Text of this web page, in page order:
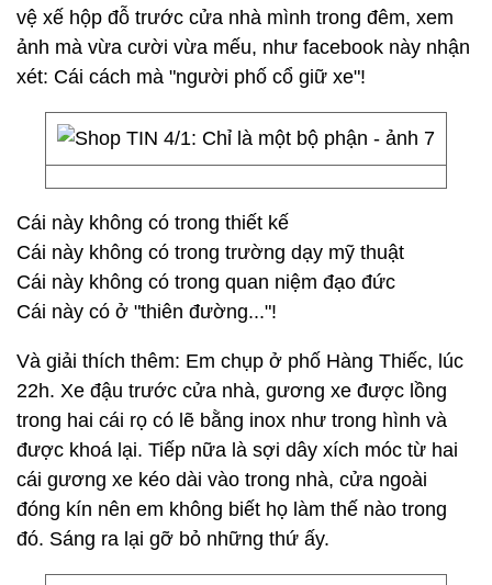
vệ xế hộp đỗ trước cửa nhà mình trong đêm, xem
ảnh mà vừa cười vừa mếu, như facebook này nhận
xét: Cái cách mà "người phố cổ giữ xe"!
Cái này không có trong thiết kế
Cái này không có trong trường dạy mỹ thuật
Cái này không có trong quan niệm đạo đức
Cái này có ở "thiên đường..."!
Và giải thích thêm: Em chụp ở phố Hàng Thiếc, lúc
22h. Xe đậu trước cửa nhà, gương xe được lồng
trong hai cái rọ có lẽ bằng inox như trong hình và
được khoá lại. Tiếp nữa là sợi dây xích móc từ hai
cái gương xe kéo dài vào trong nhà, cửa ngoài
đóng kín nên em không biết họ làm thế nào trong
đó. Sáng ra lại gỡ bỏ những thứ ấy.